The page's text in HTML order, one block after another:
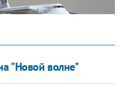
"Новой волне"